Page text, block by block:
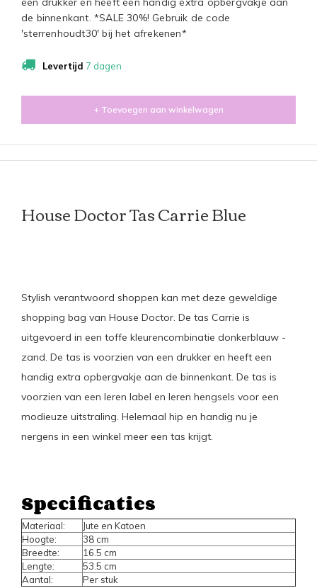
de binnenkant. *SALE 30%! Gebruik de code
'sterrenhoudt30' bij het afrekenen*
Levertijd 7 dagen
+ Toevoegen aan winkelwagen
House Doctor Tas Carrie Blue
Stylish verantwoord shoppen kan met deze geweldige
shopping bag van House Doctor. De tas Carrie is
uitgevoerd in een toffe kleurencombinatie donkerblauw -
zand. De tas is voorzien van een drukker en heeft een
handig extra opbergvakje aan de binnenkant. De tas is
voorzien van een leren label en leren hengsels voor een
modieuze uitstraling. Helemaal hip en handig nu je
nergens in een winkel meer een tas krijgt.
Specificaties
Materiaal:
Jute en Katoen
Hoogte:
38 cm
Breedte:
16.5 cm
Lengte:
53.5 cm
Aantal:
Per stuk